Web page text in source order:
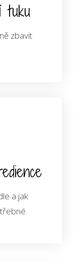
tuku
zbavit
a jak